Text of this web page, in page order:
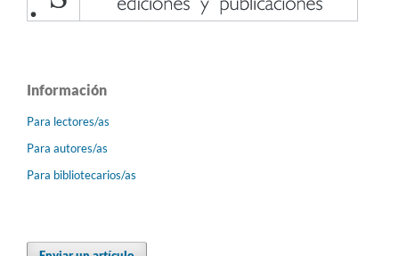
Información
Para lectores/as
Para autores/as
Para bibliotecarios/as